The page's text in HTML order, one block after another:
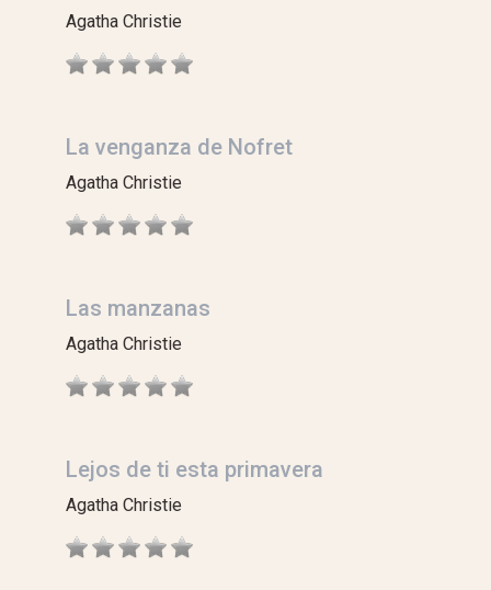
Agatha Christie
La venganza de Nofret
Agatha Christie
Las manzanas
Agatha Christie
Lejos de ti esta primavera
Agatha Christie